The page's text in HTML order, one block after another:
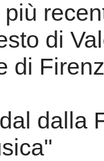
di
di
dalla